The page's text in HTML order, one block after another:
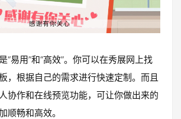
“易用”和“高效”。你可以在秀展网上找
，根据自己的需求进行快速定制。而且
协作和在线预览功能，可让你做出来的
顺畅和高效。